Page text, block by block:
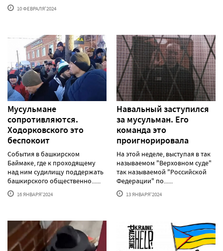
10 ФЕВРАЛЯ'2024
Мусульмане
сопротивляются.
Ходорковского это
беспокоит
События в башкирском
Баймаке, где к проходящему
над ним судилищу поддержать
башкирского общественно......
16 ЯНВАРЯ'2024
Навальный заступился
за мусульман. Его
команда это
проигнорировала
На этой неделе, выступая в так
называемом "Верховном суде"
так называемой "Российской
Федерации" по......
13 ЯНВАРЯ'2024